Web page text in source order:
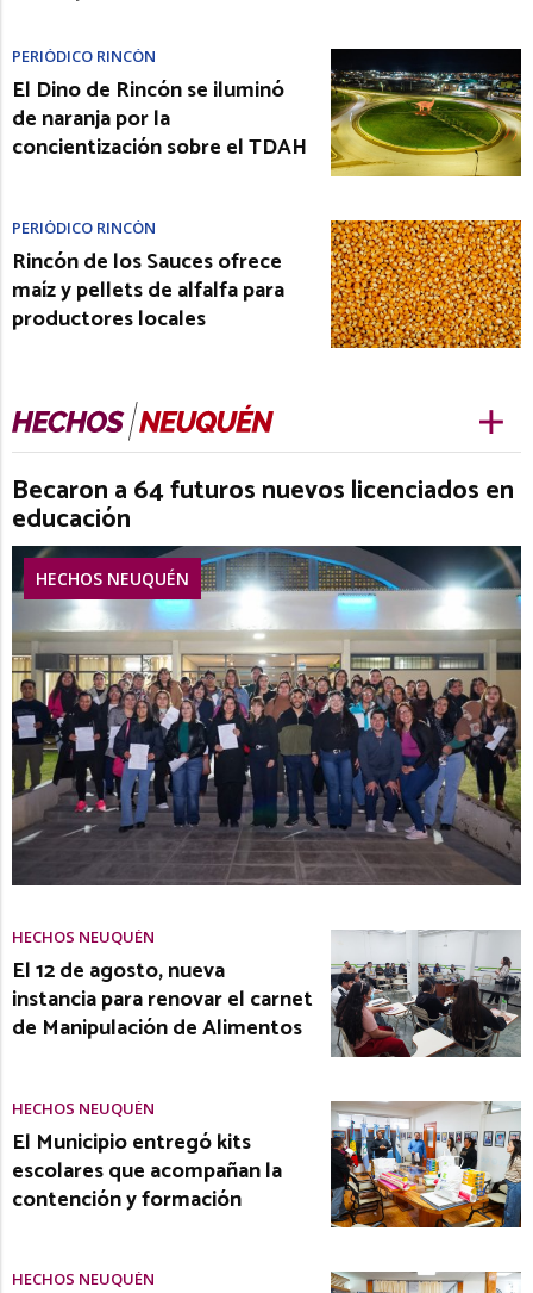
PERIÓDICO RINCÓN
El Dino de Rincón se iluminó
de naranja por la
concientización sobre el TDAH
PERIÓDICO RINCÓN
Rincón de los Sauces ofrece
maíz y pellets de alfalfa para
productores locales
Becaron a 64 futuros nuevos licenciados en
educación
HECHOS NEUQUÉN
HECHOS NEUQUÉN
El 12 de agosto, nueva
instancia para renovar el carnet
de Manipulación de Alimentos
HECHOS NEUQUÉN
El Municipio entregó kits
escolares que acompañan la
contención y formación
HECHOS NEUQUÉN